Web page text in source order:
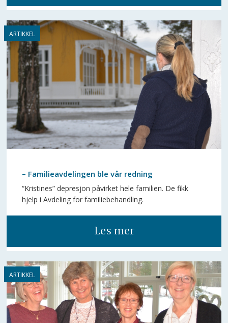
– Familieavdelingen ble vår redning
“Kristines” depresjon påvirket hele familien. De fikk
hjelp i Avdeling for familiebehandling.
Les mer